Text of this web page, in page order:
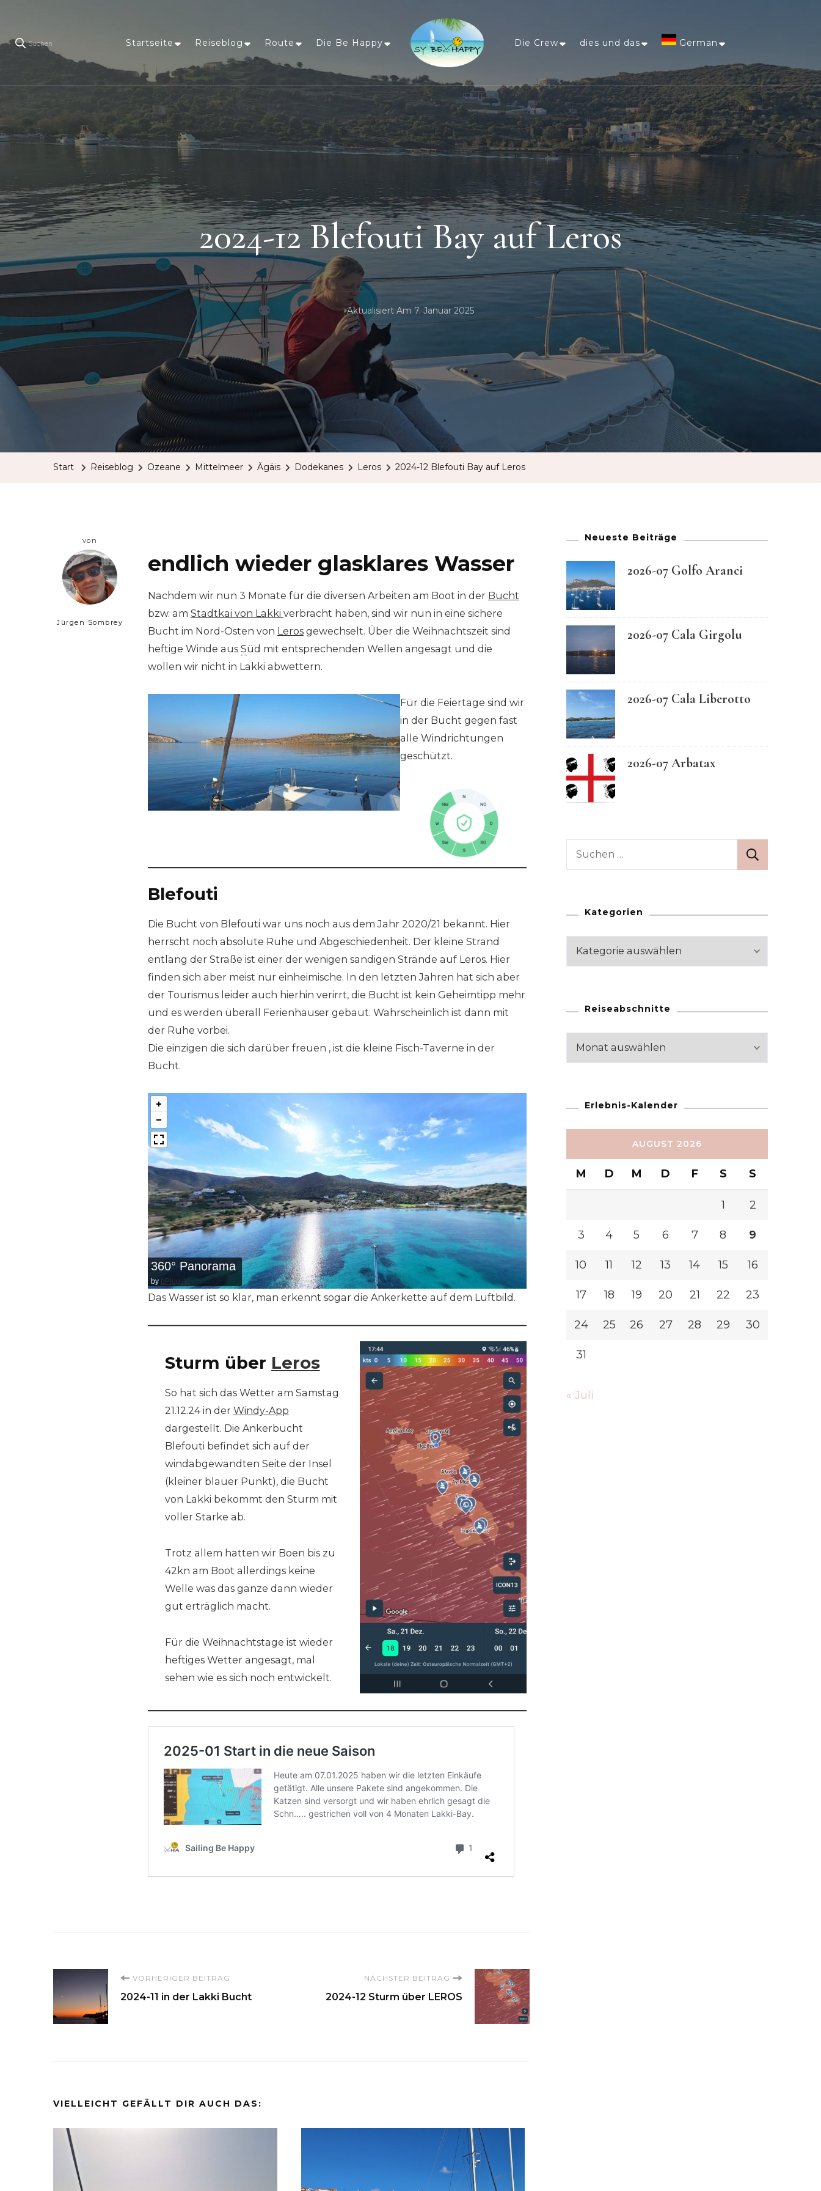
Suchen Startseite Reiseblog Route Die Be Happy
Sailing Be Happy
ein Traum wird wahr
Die Crew dies und das German
Afrikaans
Arabic
Chinese
(Simplified)
Dutch
English
French
Maltese
Spanish
Swedish
2024-12 Blefouti Bay auf Leros
Aktualisiert Am 7. Januar 2025
Start Reiseblog Ozeane Mittelmeer Ägäis Dodekanes Leros 2024-12 Blefouti Bay auf Leros
von
Jürgen Sombrey
endlich wieder glasklares Wasser
Nachdem wir nun 3 Monate für die diversen Arbeiten am Boot in der Bucht
bzw. am Stadtkai von Lakki verbracht haben, sind wir nun in eine sichere
Bucht im Nord-Osten von Leros gewechselt. Über die Weihnachtszeit sind
heftige Winde aus Süd mit entsprechenden Wellen angesagt und die
wollen wir nicht in Lakki abwettern.
Für die Feiertage sind wir
in der Bucht gegen fast
alle Windrichtungen
geschützt.
Blefouti
Die Bucht von Blefouti war uns noch aus dem Jahr 2020/21 bekannt. Hier
herrscht noch absolute Ruhe und Abgeschiedenheit. Der kleine Strand
entlang der Straße ist einer der wenigen sandigen Strände auf Leros. Hier
finden sich aber meist nur einheimische. In den letzten Jahren hat sich aber
der Tourismus leider auch hierhin verirrt, die Bucht ist kein Geheimtipp mehr
und es werden überall Ferienhäuser gebaut. Wahrscheinlich ist dann mit
der Ruhe vorbei.
Die einzigen die sich darüber freuen , ist die kleine Fisch-Taverne in der
Bucht.
360° Panorama
by bPlugins
Das Wasser ist so klar, man erkennt sogar die Ankerkette auf dem Luftbild.
Sturm über Leros
So hat sich das Wetter am Samstag
21.12.24 in der Windy-App
dargestellt. Die Ankerbucht
Blefouti befindet sich auf der
windabgewandten Seite der Insel
(kleiner blauer Punkt), die Bucht
von Lakki bekommt den Sturm mit
voller Starke ab.
Trotz allem hatten wir Boen bis zu
42kn am Boot allerdings keine
Welle was das ganze dann wieder
gut erträglich macht.
Für die Weihnachtstage ist wieder
heftiges Wetter angesagt, mal
sehen wie es sich noch entwickelt.
Beitragsnavigation
VORHERIGER BEITRAG
2024-11 in der Lakki Bucht
NÄCHSTER BEITRAG
2024-12 Sturm über LEROS
VIELLEICHT GEFÄLLT DIR AUCH DAS:
Neueste Beiträge
2026-07 Golfo Aranci
2026-07 Cala Girgolu
2026-07 Cala Liberotto
2026-07 Arbatax
Suchen
Kategorien
Kategorien
Reiseabschnitte
Reiseabschnitte
Erlebnis-Kalender
AUGUST 2026
M D M D F S S
1 2
3 4 5 6 7 8 9
10 11 12 13 14 15 16
17 18 19 20 21 22 23
24 25 26 27 28 29 30
31
« Juli